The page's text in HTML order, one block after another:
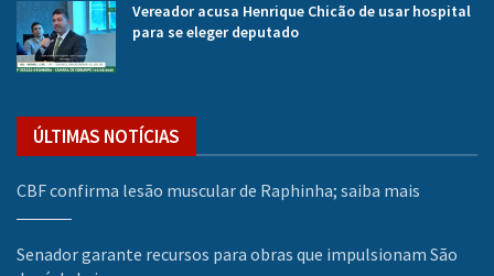
Vereador acusa Henrique Chicão de usar hospital
para se eleger deputado
ÚLTIMAS NOTÍCIAS
CBF confirma lesão muscular de Raphinha; saiba mais
Senador garante recursos para obras que impulsionam São